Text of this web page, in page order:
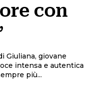
con
Giuliana, giovane
intensa e autentica
più...